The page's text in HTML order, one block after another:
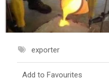
exporter
Add to Favourites